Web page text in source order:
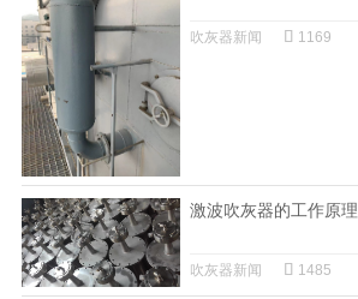
吹灰器新闻 1169
激波吹灰器的工作原理
吹灰器新闻 1485